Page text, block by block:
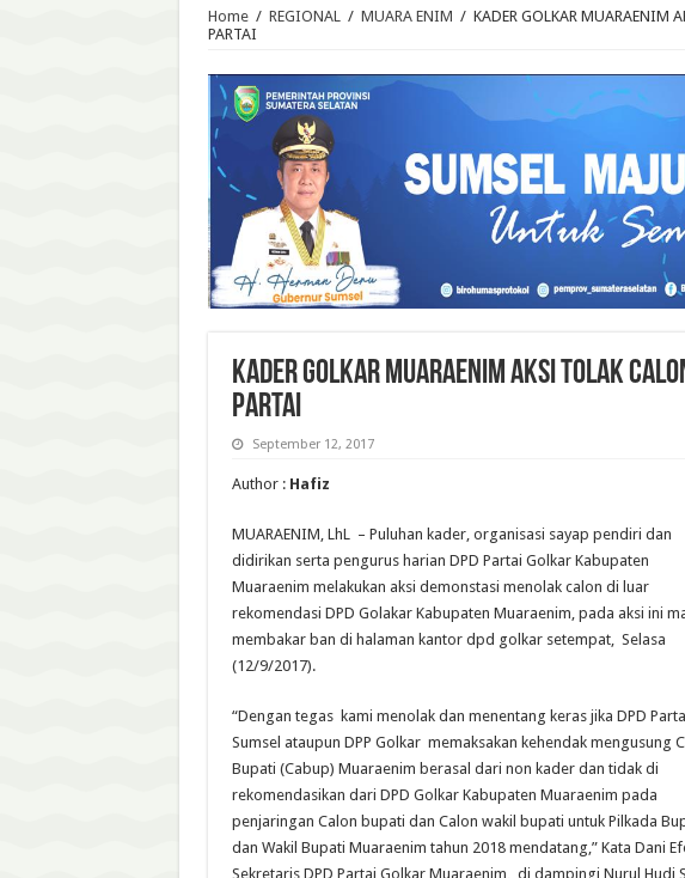
Home / REGIONAL / MUARA ENIM / KADER GOLKAR MUARAENIM
PARTAI
KADER GOLKAR MUARAENIM AKSI TOLAK
PARTAI
September 12, 2017
Author : Hafiz
MUARAENIM, LhL – Puluhan kader, organisasi sayap pendiri dan
didirikan serta pengurus harian DPD Partai Golkar Kabupaten
Muaraenim melakukan aksi demonstasi menolak calon di luar
rekomendasi DPD Golakar Kabupaten Muaraenim, pada aksi ini
membakar ban di halaman kantor dpd golkar setempat, Selasa
(12/9/2017).
“Dengan tegas kami menolak dan menentang keras jika DPD
Sumsel ataupun DPP Golkar memaksakan kehendak mengusung
Bupati (Cabup) Muaraenim berasal dari non kader dan tidak di
rekomendasikan dari DPD Golkar Kabupaten Muaraenim pada
penjaringan Calon bupati dan Calon wakil bupati untuk Pilkada
dan Wakil Bupati Muaraenim tahun 2018 mendatang,” Kata Dani
Sekretaris DPD Partai Golkar Muaraenim, di dampingi Nurul Hudi